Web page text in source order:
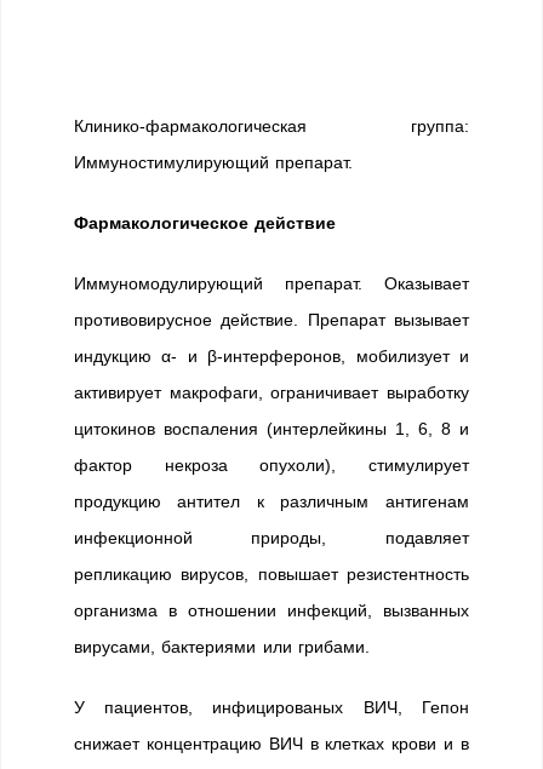
Клинико-фармакологическая группа:
Иммуностимулирующий препарат.
Фармакологическое действие
Иммуномодулирующий препарат. Оказывает
противовирусное действие. Препарат вызывает
индукцию α- и β-интерферонов, мобилизует и
активирует макрофаги, ограничивает выработку
цитокинов воспаления (интерлейкины 1, 6, 8 и
фактор некроза опухоли), стимулирует
продукцию антител к различным антигенам
инфекционной природы, подавляет
репликацию вирусов, повышает резистентность
организма в отношении инфекций, вызванных
вирусами, бактериями или грибами.
У пациентов, инфицированых ВИЧ, Гепон
снижает концентрацию ВИЧ в клетках крови и в